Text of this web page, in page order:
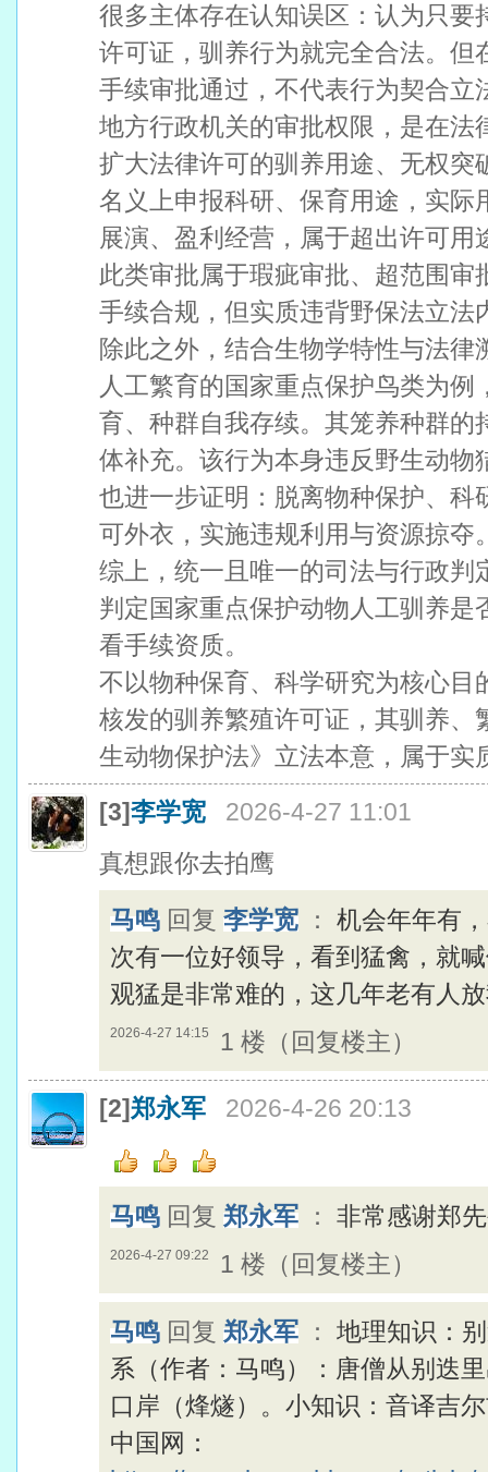
很多主体存在认知误区：认为只
许可证，驯养行为就完全合法。
手续审批通过，不代表行为契合立
地方行政机关的审批权限，是在
扩大法律许可的驯养用途、无权
名义上申报科研、保育用途，实
展演、盈利经营，属于超出许可
此类审批属于瑕疵审批、超范围
手续合规，但实质违背野保法立法
除此之外，结合生物学特性与法
人工繁育的国家重点保护鸟类为
育、种群自我存续。其笼养种群
体补充。该行为本身违反野生动
也进一步证明：脱离物种保护、
可外衣，实施违规利用与资源掠夺
综上，统一且唯一的司法与行政判
判定国家重点保护动物人工驯养
看手续资质。
不以物种保育、科学研究为核心
核发的驯养繁殖许可证，其驯养
生动物保护法》立法本意，属于实
[3]李学宽
2026-4-27 11:01
真想跟你去拍鹰
马鸣 回复 李学宽 ： 机会年年有
次有一位好领导，看到猛禽，就
观猛是非常难的，这几年老有人
2026-4-27 14:15 1 楼（回复楼主）
[2]郑永军 2026-4-26 20:13
马鸣 回复 郑永军 ： 非常感谢郑
2026-4-27 09:22 1 楼（回复楼主）
马鸣 回复 郑永军 ： 地理知识：
系（作者：马鸣）：唐僧从别迭
口岸（烽燧）。小知识：音译吉
中国网：